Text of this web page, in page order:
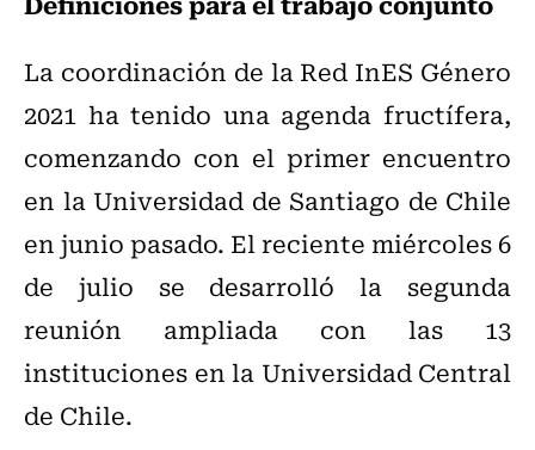
La coordinación de la Red InES Género
2021 ha tenido una agenda fructífera,
comenzando con el primer encuentro
en la Universidad de Santiago de Chile
en junio pasado. El reciente miércoles 6
de julio se desarrolló la segunda
reunión ampliada con las 13
instituciones en la Universidad Central
de Chile.